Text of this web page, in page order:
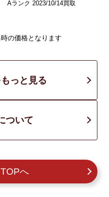
Aランク 2023/10/14買取
の価格となります
っと見る
ついて
へ